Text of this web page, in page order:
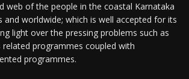
web of the people in the coastal Karnataka
and worldwide; which is well accepted for its
light over the pressing problems such as
programmes coupled with
programmes.